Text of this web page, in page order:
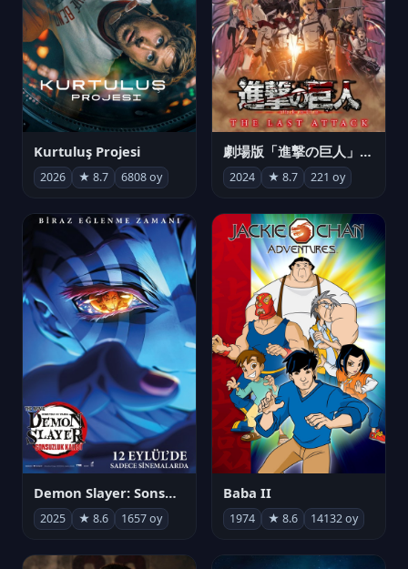
Kurtuluş Projesi
2026 ★ 8.7 6808 oy
劇場版「進撃の巨人」完結編 THE LAST ATTACK
2024 ★ 8.7 221 oy
Demon Slayer: Sonsuzluk Kalesi
2025 ★ 8.6 1657 oy
Baba II
1974 ★ 8.6 14132 oy